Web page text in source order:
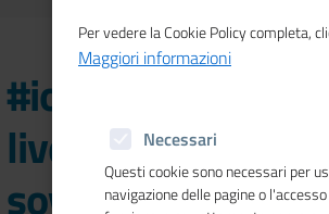
#iopensopositivo,
live show su "Il
Per vedere la Cookie Policy completa,
Maggiori informazioni
Necessari
Questi cookie sono necessari per
navigazione delle pagine o